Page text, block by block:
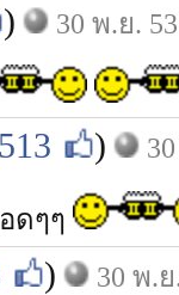
) 30 พ.ย. 53
)
ดๆๆ
) 30 พ.